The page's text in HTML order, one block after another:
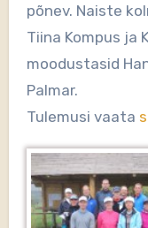
põnev. Naiste
Tiina Kompus ja
moodustasid
Palmar.
Tulemusi vaata